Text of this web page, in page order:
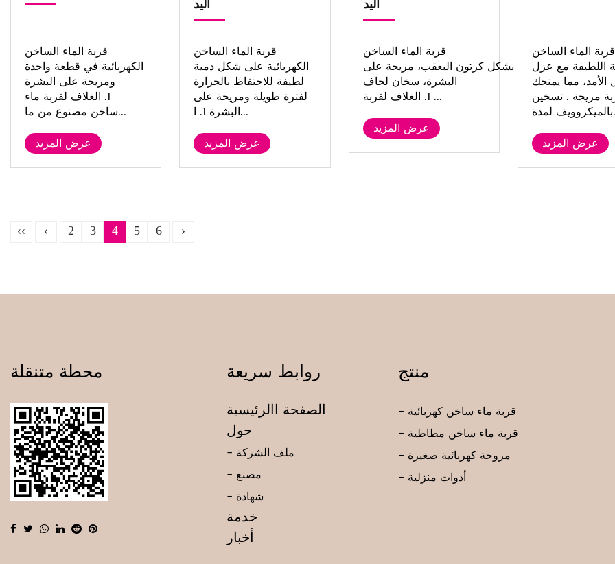
قربة الماء الساخن
الكهربائية في قطعة واحدة
ومريحة على البشرة
1. الغلاف لقربة ماء
ساخن مصنوع من ما...
عرض المزيد
اليد
قربة الماء الساخن
الكهربائية على شكل دمية
لطيفة للاحتفاظ بالحرارة
لفترة طويلة ومريحة على
البشرة 1. ا...
عرض المزيد
اليد
قربة الماء الساخن
الكهربائية اللطيفة بشكل كرتون البعقب، مريحة على
البشرة، سخان لحاف
1. الغلاف لقربة ...
عرض المزيد
قربة الماء الساخن
اللطيفة مع عزل
مما يمنحك
مريحة . تسخين
عرض المزيد
‹‹ ‹ 2 3 4 5 6 ›
محطة متنقلة روابط سريعة
الصفحة االرئيسية
حول
- ملف الشركة
- مصنع
- شهادة
خدمة
أخبار
منتج
- قربة ماء ساخن كهربائية
- قربة ماء ساخن مطاطية
- مروحة كهربائية صغيرة
- أدوات منزلية